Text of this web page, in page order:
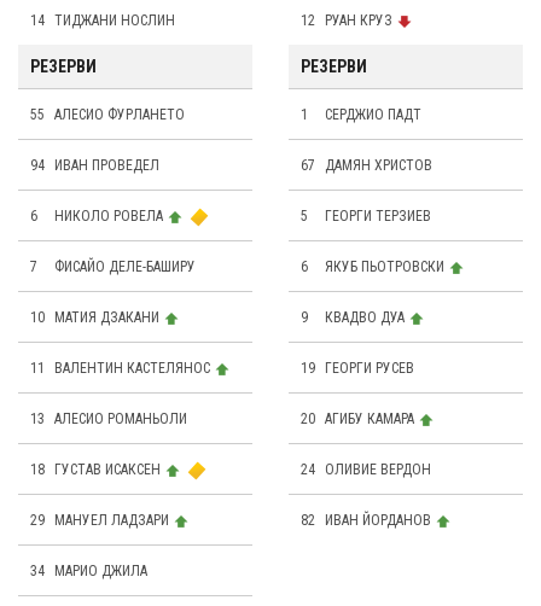
14 ТИДЖАНИ НОСЛИН
РЕЗЕРВИ
55 АЛЕСИО ФУРЛАНЕТО
94 ИВАН ПРОВЕДЕЛ
6 НИКОЛО РОВЕЛА
7 ФИСАЙО ДЕЛЕ-БАШИРУ
10 МАТИЯ ДЗАКАНИ
11 ВАЛЕНТИН КАСТЕЛЯНОС
13 АЛЕСИО РОМАНЬОЛИ
18 ГУСТАВ ИСАКСЕН
29 МАНУЕЛ ЛАДЗАРИ
34 МАРИО ДЖИЛА
12 РУАН КРУЗ
РЕЗЕРВИ
1 СЕРДЖИО ПАДТ
67 ДАМЯН ХРИСТОВ
5 ГЕОРГИ ТЕРЗИЕВ
6 ЯКУБ ПЬОТРОВСКИ
9 КВАДВО ДУА
19 ГЕОРГИ РУСЕВ
20 АГИБУ КАМАРА
24 OЛИВИЕ ВЕРДОН
82 ИВАН ЙОРДАНОВ